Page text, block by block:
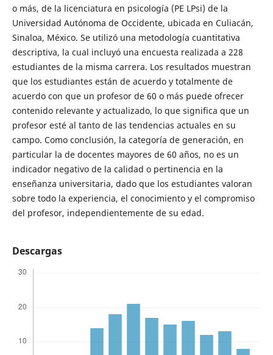
o más, de la licenciatura en psicología (PE LPsi) de la
Universidad Autónoma de Occidente, ubicada en Culiacán,
Sinaloa, México. Se utilizó una metodología cuantitativa
descriptiva, la cual incluyó una encuesta realizada a 228
estudiantes de la misma carrera. Los resultados muestran
que los estudiantes están de acuerdo y totalmente de
acuerdo con que un profesor de 60 o más puede ofrecer
contenido relevante y actualizado, lo que significa que un
profesor esté al tanto de las tendencias actuales en su
campo. Como conclusión, la categoría de generación, en
particular la de docentes mayores de 60 años, no es un
indicador negativo de la calidad o pertinencia en la
enseñanza universitaria, dado que los estudiantes valoran
sobre todo la experiencia, el conocimiento y el compromiso
del profesor, independientemente de su edad.
Descargas